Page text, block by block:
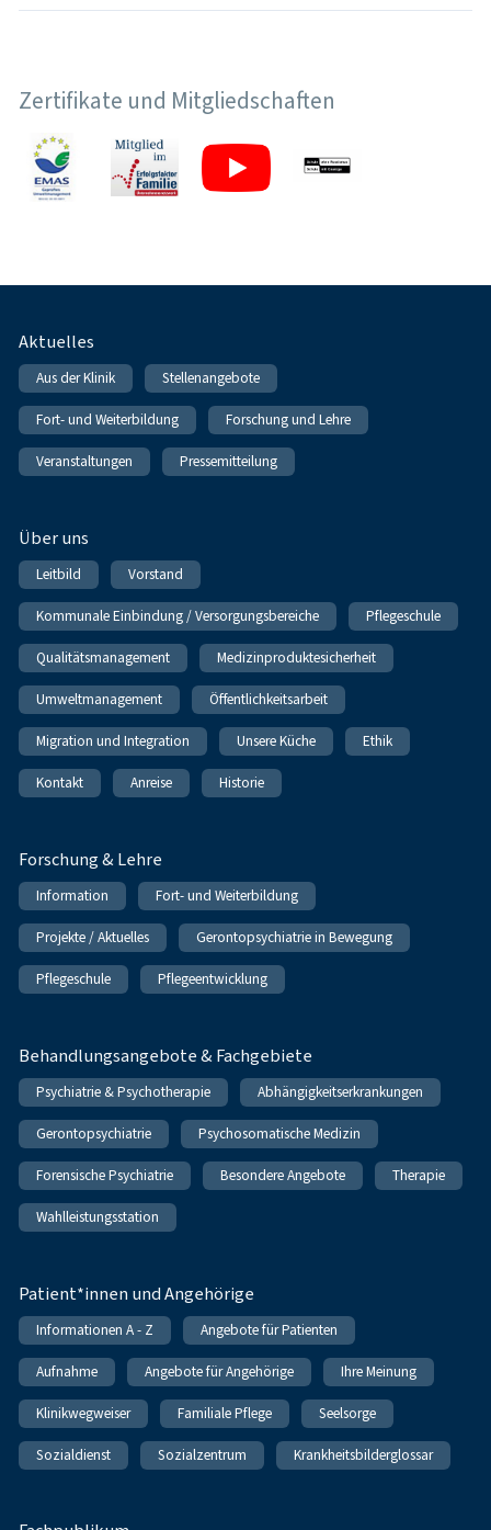
Zertifikate und Mitgliedschaften
Fußnavigation
Aktuelles
Aus der Klinik Stellenangebote
Fort- und Weiterbildung Forschung und Lehre
Veranstaltungen Pressemitteilung
Über uns
Leitbild Vorstand
Kommunale Einbindung / Versorgungsbereiche Pflegeschule
Qualitätsmanagement Medizinproduktesicherheit
Umweltmanagement Öffentlichkeitsarbeit
Migration und Integration Unsere Küche Ethik
Kontakt Anreise Historie
Forschung & Lehre
Information Fort- und Weiterbildung
Projekte / Aktuelles Gerontopsychiatrie in Bewegung
Pflegeschule Pflegeentwicklung
Behandlungsangebote & Fachgebiete
Psychiatrie & Psychotherapie Abhängigkeitserkrankungen
Gerontopsychiatrie Psychosomatische Medizin
Forensische Psychiatrie Besondere Angebote Therapie
Wahlleistungsstation
Patient*innen und Angehörige
Informationen A - Z Angebote für Patienten
Aufnahme Angebote für Angehörige Ihre Meinung
Klinikwegweiser Familiale Pflege Seelsorge
Sozialdienst Sozialzentrum Krankheitsbilderglossar